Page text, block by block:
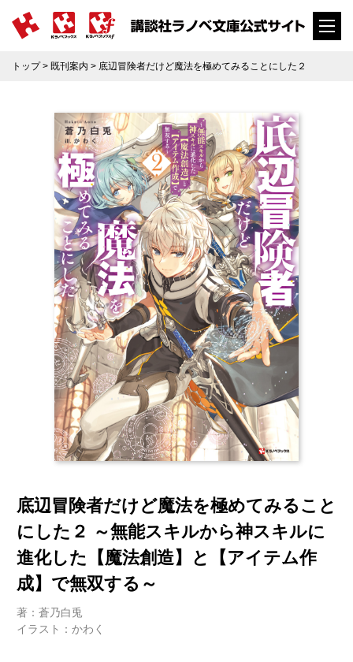
トップ> 既刊案内 > 底辺冒険者だけど魔法を極めてみることにした２
底辺冒険者だけど魔法を極めてみること
にした２ ～無能スキルから神スキルに
進化した【魔法創造】と【アイテム作
成】で無双する～
著：蒼乃白兎
イラスト：かわく